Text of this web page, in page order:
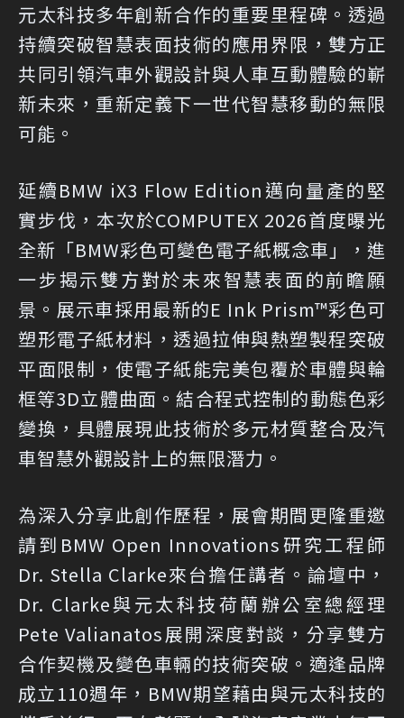
元太科技多年創新合作的重要里程碑。透過
持續突破智慧表面技術的應用界限，雙方正
共同引領汽車外觀設計與人車互動體驗的嶄
新未來，重新定義下一世代智慧移動的無限
可能。
延續BMW iX3 Flow Edition邁向量產的堅
實步伐，本次於COMPUTEX 2026首度曝光
全新「BMW彩色可變色電子紙概念車」，進
一步揭示雙方對於未來智慧表面的前瞻願
景。展示車採用最新的E Ink Prism™彩色可
塑形電子紙材料，透過拉伸與熱塑製程突破
平面限制，使電子紙能完美包覆於車體與輪
框等3D立體曲面。結合程式控制的動態色彩
變換，具體展現此技術於多元材質整合及汽
車智慧外觀設計上的無限潛力。
為深入分享此創作歷程，展會期間更隆重邀
請到BMW Open Innovations研究工程師
Dr. Stella Clarke來台擔任講者。論壇中，
Dr. Clarke與元太科技荷蘭辦公室總經理
Pete Valianatos展開深度對談，分享雙方
合作契機及變色車輛的技術突破。適逢品牌
成立110週年，BMW期望藉由與元太科技的